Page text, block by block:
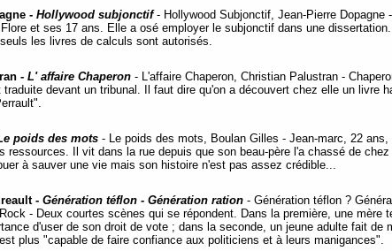
- Hollywood subjonctif- Hollywood Subjonctif, Jean-Pierre Dopagne
et ses 17 ans. Elle a osé employer le subjonctif dans une
les livres de calculs sont autorisés.
- L' affaire Chaperon - L'affaire Chaperon, Christian Palustran -
traduite devant un tribunal. Il faut dire qu'on a découvert chez elle un livre
poids des mots - Le poids des mots, Boulan Gilles - Jean-marc, 22
ressources. Il vit dans la rue depuis que son beau-père l'a chassé de
à sauver une vie mais son histoire n'est pas assez crédible...
- Génération téflon - Génération ration - Génération téflon ?
- Deux courtes scènes qui se répondent. Dans la première, une mère
d'user de son droit de vote ; dans la seconde, un jeune adulte fait de
plus "capable de faire confiance aux politiciens et à leurs manigances".